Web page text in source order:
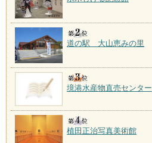
道の駅 大山恵みの里
境港水産物直売センター
植田正治写真美術館